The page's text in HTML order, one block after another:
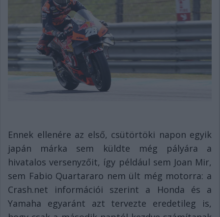
Ennek ellenére az első, csütörtöki napon egyik
japán márka sem küldte még pályára a
hivatalos versenyzőit, így például sem Joan Mir,
sem Fabio Quartararo nem ült még motorra: a
Crash.net információi szerint a Honda és a
Yamaha egyaránt azt tervezte eredetileg is,